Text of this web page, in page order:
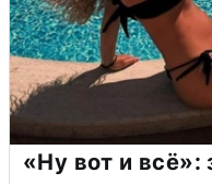
«Ну вот и